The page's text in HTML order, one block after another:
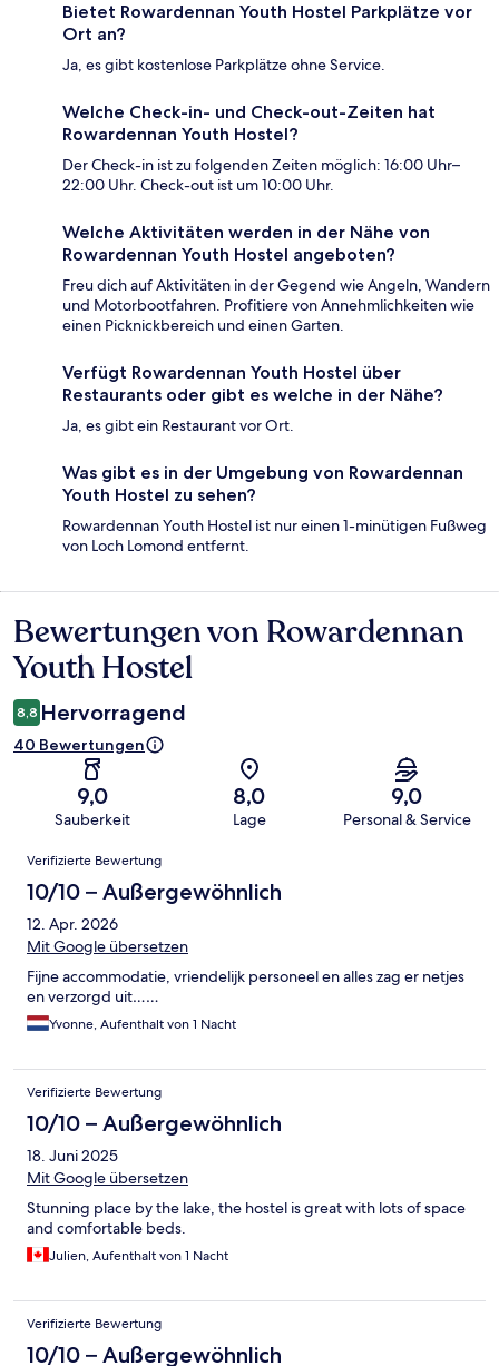
Bietet Rowardennan Youth Hostel Parkplätze vor
Ort an?
Ja, es gibt kostenlose Parkplätze ohne Service.
Welche Check-in- und Check-out-Zeiten hat
Rowardennan Youth Hostel?
Der Check-in ist zu folgenden Zeiten möglich: 16:00 Uhr–
22:00 Uhr. Check-out ist um 10:00 Uhr.
Welche Aktivitäten werden in der Nähe von
Rowardennan Youth Hostel angeboten?
Freu dich auf Aktivitäten in der Gegend wie Angeln, Wandern
und Motorbootfahren. Profitiere von Annehmlichkeiten wie
einen Picknickbereich und einen Garten.
Verfügt Rowardennan Youth Hostel über
Restaurants oder gibt es welche in der Nähe?
Ja, es gibt ein Restaurant vor Ort.
Was gibt es in der Umgebung von Rowardennan
Youth Hostel zu sehen?
Rowardennan Youth Hostel ist nur einen 1-minütigen Fußweg
von Loch Lomond entfernt.
Bewertungen
Bewertungen von Rowardennan
Youth Hostel
8,8 Hervorragend
40 Bewertungen
9,0
Sauberkeit
8,0
Lage
9,0
Personal & Service
Bewertungen
Verifizierte Bewertung
10/10 – Außergewöhnlich
12. Apr. 2026
Mit Google übersetzen
Fijne accommodatie, vriendelijk personeel en alles zag er netjes
en verzorgd uit……
Yvonne, Aufenthalt von 1 Nacht
Verifizierte Bewertung
10/10 – Außergewöhnlich
18. Juni 2025
Mit Google übersetzen
Stunning place by the lake, the hostel is great with lots of space
and comfortable beds.
Julien, Aufenthalt von 1 Nacht
Verifizierte Bewertung
10/10 – Außergewöhnlich